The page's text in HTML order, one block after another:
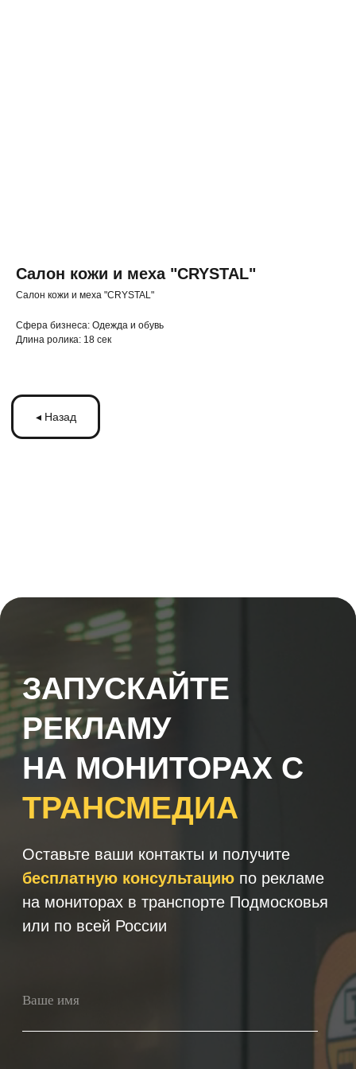
Салон кожи и меха "CRYSTAL"
Салон кожи и меха "CRYSTAL"
Cфера бизнеса: Одежда и обувь
Длина ролика: 18 сек
◂ Назад
Оставьте ваши контакты и получите
бесплатную консультациюпо рекламе
на мониторах в транспорте Подмосковья
+7
Нажимая кнопку 'Получить
консультацию', вы подтверждаете
соглашаетесь с Политикой обработки
персональных данных